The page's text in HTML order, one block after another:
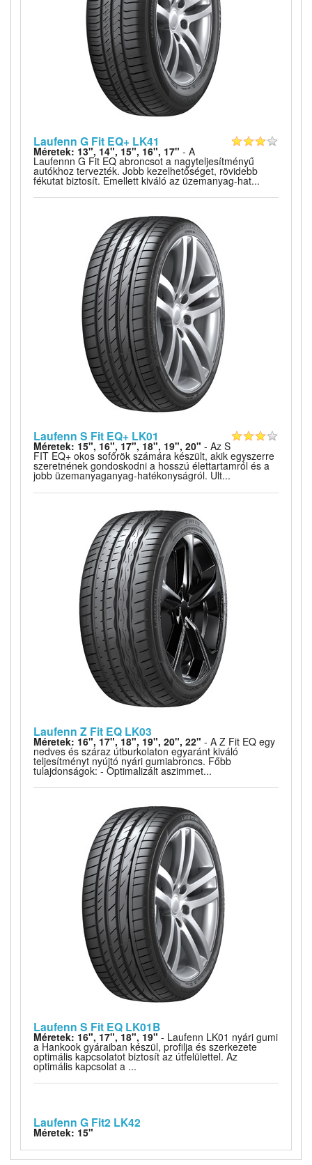
Laufenn G Fit EQ+ LK41
Méretek: 13", 14", 15", 16", 17" - A
Laufennn G Fit EQ abroncsot a nagyteljesítményű
autókhoz tervezték. Jobb kezelhetőséget, rövidebb
fékutat biztosít. Emellett kiváló az üzemanyag-hat...
Laufenn S Fit EQ+ LK01
Méretek: 15", 16", 17", 18", 19", 20" - Az S
FIT EQ+ okos sofőrök számára készült, akik egyszerre
szeretnének gondoskodni a hosszú élettartamról és a
jobb üzemanyaganyag-hatékonyságról. Ult...
Laufenn Z Fit EQ LK03
Méretek: 16", 17", 18", 19", 20", 22" - A Z Fit EQ egy
nedves és száraz útburkolaton egyaránt kiváló
teljesítményt nyújtó nyári gumiabroncs. Főbb
tulajdonságok: - Optimalizált aszimmet...
Laufenn S Fit EQ LK01B
Méretek: 16", 17", 18", 19" - Laufenn LK01 nyári gumi
a Hankook gyáraiban készül, profilja és szerkezete
optimális kapcsolatot biztosít az útfelülettel. Az
optimális kapcsolat a ...
Laufenn G Fit2 LK42
Méretek: 15"